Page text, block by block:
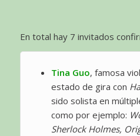
En total hay 7 invitados
Tina Guo, famosa
estado de gira con
sido solista en
como por ejemplo:
Sherlock Holmes,